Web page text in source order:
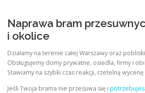
Naprawa bram
i okolice
Działamy na terenie całej Warszawy oraz
Obsługujemy domy prywatne, osiedla, firmy i
Stawiamy na szybki czas reakcji, rzetelną
Jeśli Twoja brama nie przesuwa się i